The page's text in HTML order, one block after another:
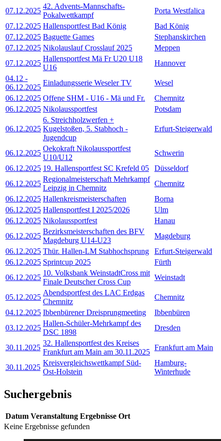
07.12.2025
42. Advents-Mannschafts-
Pokalwettkampf
Porta Westfalica
07.12.2025 Hallensportfest Bad König
Bad König
07.12.2025 Baguette Games
Stephanskirchen
07.12.2025 Nikolauslauf Crosslauf 2025
Meppen
07.12.2025
Hallensportfest Mä Fr U20 U18
U16
Hannover
04.12 -
06.12.2025
Einladungsserie Weseler TV
Wesel
06.12.2025 Offene SHM - U16 - Mä und Fr.
Chemnitz
06.12.2025 Nikolaussportfest Potsdam
06.12.2025
6. Streichholzwerfen +
Kugelstoßen, 5. Stabhoch -
Jugendcup
Erfurt-Steigerwald
06.12.2025
Oekokraft Nikolaussportfest
U10/U12
Schwerin
06.12.2025 19. Hallensportfest SC Krefeld 05
Düsseldorf
06.12.2025
Regionalmeisterschaft Mehrkampf
Leipzig in Chemnitz
Chemnitz
06.12.2025 Hallenkreismeisterschaften
Borna
06.12.2025 Hallensportfest I 2025/2026
Ulm
06.12.2025 Nikolaussportfest
Hanau
06.12.2025
Bezirksmeisterschaften des BFV
Magdeburg U14-U23
Magdeburg
06.12.2025 Thür. Hallen-LM Stabhochsprung
Erfurt-Steigerwald
06.12.2025 Sprintcup 2025
Fürth
06.12.2025
10. Volksbank WeinstadtCross mit
Finale Deutscher Cross Cup
Weinstadt
05.12.2025
Abendsportfest des LAC Erdgas
Chemnitz
Chemnitz
04.12.2025 Ibbenbürener Dreisprungmeeting
Ibbenbüren
03.12.2025
Hallen-Schüler-Mehrkampf des
DSC 1898
Dresden
30.11.2025
32. Hallensportfest des Kreises
Frankfurt am Main am 30.11.2025
Frankfurt am Main
30.11.2025
Kreisvergleichswettkampf Süd-
Ost-Holstein
Hamburg-
Winterhude
Suchergebnis
Datum Veranstaltung Ergebnisse Ort
Keine Ergebnisse gefunden